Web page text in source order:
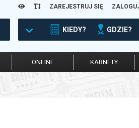
ZAREJESTRUJ SIĘ
KIEDY? GDZIE?
ONLINE KARNETY